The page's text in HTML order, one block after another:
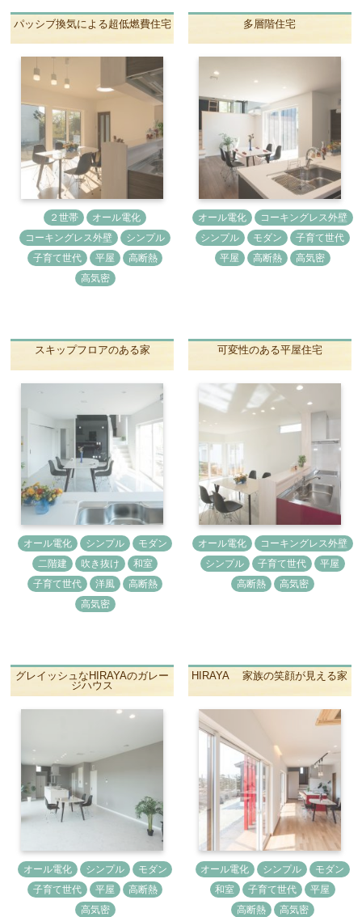
パッシブ換気による超低燃費住宅
２世帯 オール電化
コーキングレス外壁 シンプル
子育て世代 平屋 高断熱
高気密
多層階住宅
オール電化 コーキングレス外壁
シンプル モダン 子育て世代
平屋 高断熱 高気密
スキップフロアのある家
オール電化 シンプル モダン
二階建 吹き抜け 和室
子育て世代 洋風 高断熱
高気密
可変性のある平屋住宅
オール電化 コーキングレス外壁
シンプル 子育て世代 平屋
高断熱 高気密
グレイッシュなHIRAYAのガレー
ジハウス
オール電化 シンプル モダン
子育て世代 平屋 高断熱
高気密
HIRAYA 家族の笑顔が見える家
オール電化 シンプル モダン
和室 子育て世代 平屋
高断熱 高気密